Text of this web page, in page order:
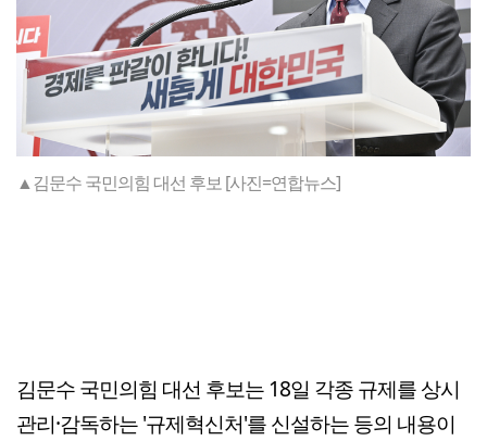
▲김문수 국민의힘 대선 후보 [사진=연합뉴스]
김문수 국민의힘 대선 후보는 18일 각종 규제를 상시
관리·감독하는 '규제혁신처'를 신설하는 등의 내용이